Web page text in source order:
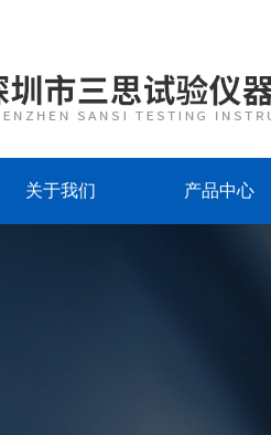
关于我们 产品中心